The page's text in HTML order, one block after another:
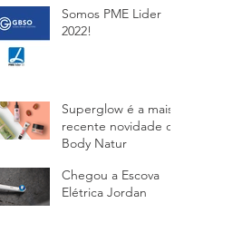
Somos PME Lider
2022!
Superglow é a mais
recente novidade da
Body Natur
Chegou a Escova
Elétrica Jordan